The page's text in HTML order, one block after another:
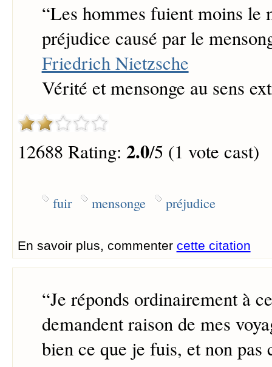
“Les hommes fuient moins le
préjudice causé par le
Friedrich Nietzsche
Vérité et mensonge au sens
12688 Rating: 2.0/5 (1 vote cast)
fuir mensonge préjudice
En savoir plus, commenter cette citation
“Je réponds ordinairement à
demandent raison de mes
bien ce que je fuis, et non pas